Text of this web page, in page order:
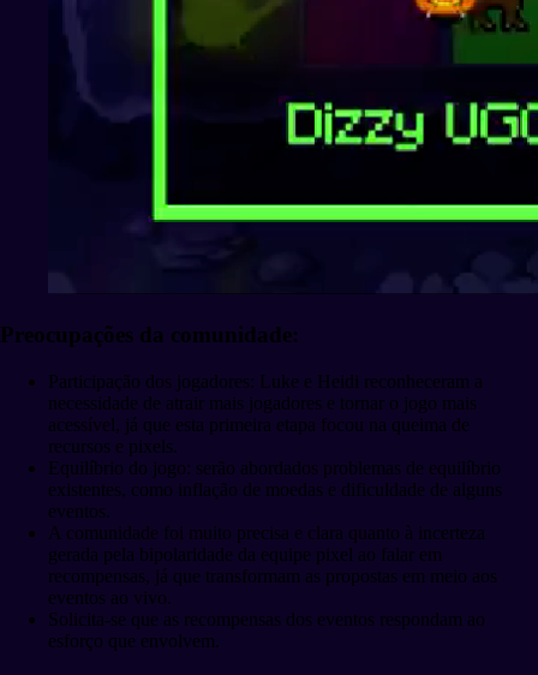
Preocupações da comunidade:
Participação dos jogadores: Luke e Heidi reconheceram a
necessidade de atrair mais jogadores e tornar o jogo mais
acessível, já que esta primeira etapa focou na queima de
recursos e pixels.
Equilíbrio do jogo: serão abordados problemas de equilíbrio
existentes, como inflação de moedas e dificuldade de alguns
eventos.
A comunidade foi muito precisa e clara quanto à incerteza
gerada pela bipolaridade da equipe pixel ao falar em
recompensas, já que transformam as propostas em meio aos
eventos ao vivo.
Solicita-se que as recompensas dos eventos respondam ao
esforço que envolvem.